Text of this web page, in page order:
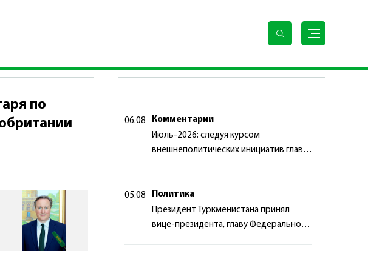
делам, делам Содружества и развития Великобритании
по
06.08
Комментарии
Июль-2026: следуя курсом
внешнеполитических инициатив главы
05.08
Политика
Президент Туркменистана принял
вице-президента, главу Федерального